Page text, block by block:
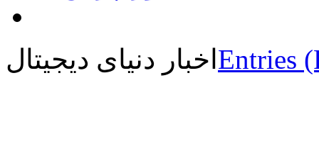
اخبار دنیای دیجیتال Entries